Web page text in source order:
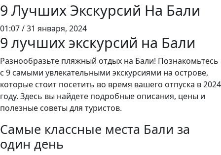
9 Лучших Экскурсий На Бали
01:07 / 31 января, 2024
9 лучших экскурсий на Бали
Разнообразьте пляжный отдых на Бали! Познакомьтесь
с 9 самыми увлекательными экскурсиями на острове,
которые стоит посетить во время вашего отпуска в 2024
году. Здесь вы найдете подробные описания, цены и
полезные советы для туристов.
Самые классные места Бали за
один день